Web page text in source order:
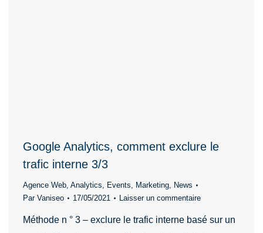
Google Analytics, comment exclure le
trafic interne 3/3
Agence Web, Analytics, Events, Marketing, News
Par Vaniseo 17/05/2021 Laisser un commentaire
Méthode n ° 3 – exclure le trafic interne basé sur un